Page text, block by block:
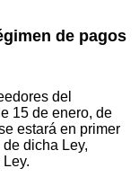
de pagos
del
15 de enero, de
estará en primer
dicha Ley,